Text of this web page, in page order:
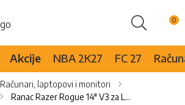
Pretraži
Skip
Content
Akcije NBA 2K27 FC 27
Računari, laptopovi i monitori
Ranac Razer Rogue 14" V3 za Laptop